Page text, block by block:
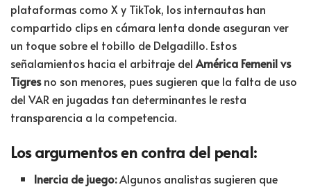
plataformas como X y TikTok, los internautas han
compartido clips en cámara lenta donde aseguran ver
un toque sobre el tobillo de Delgadillo. Estos
señalamientos hacia el arbitraje del América Femenil vs
Tigresno son menores, pues sugieren que la falta de uso
del VAR en jugadas tan determinantes le resta
transparencia a la competencia.
Los argumentos en contra del penal:
Inercia de juego:Algunos analistas sugieren que